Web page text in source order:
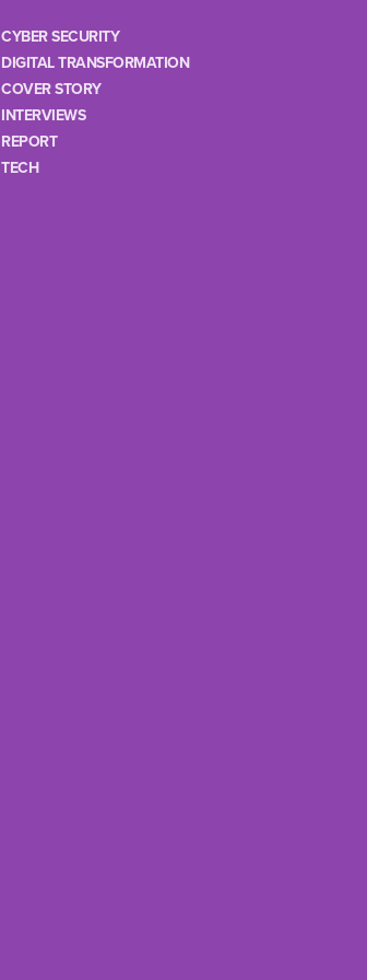
CYBER SECURITY
DIGITAL TRANSFORMATION
COVER STORY
INTERVIEWS
REPORT
TECH